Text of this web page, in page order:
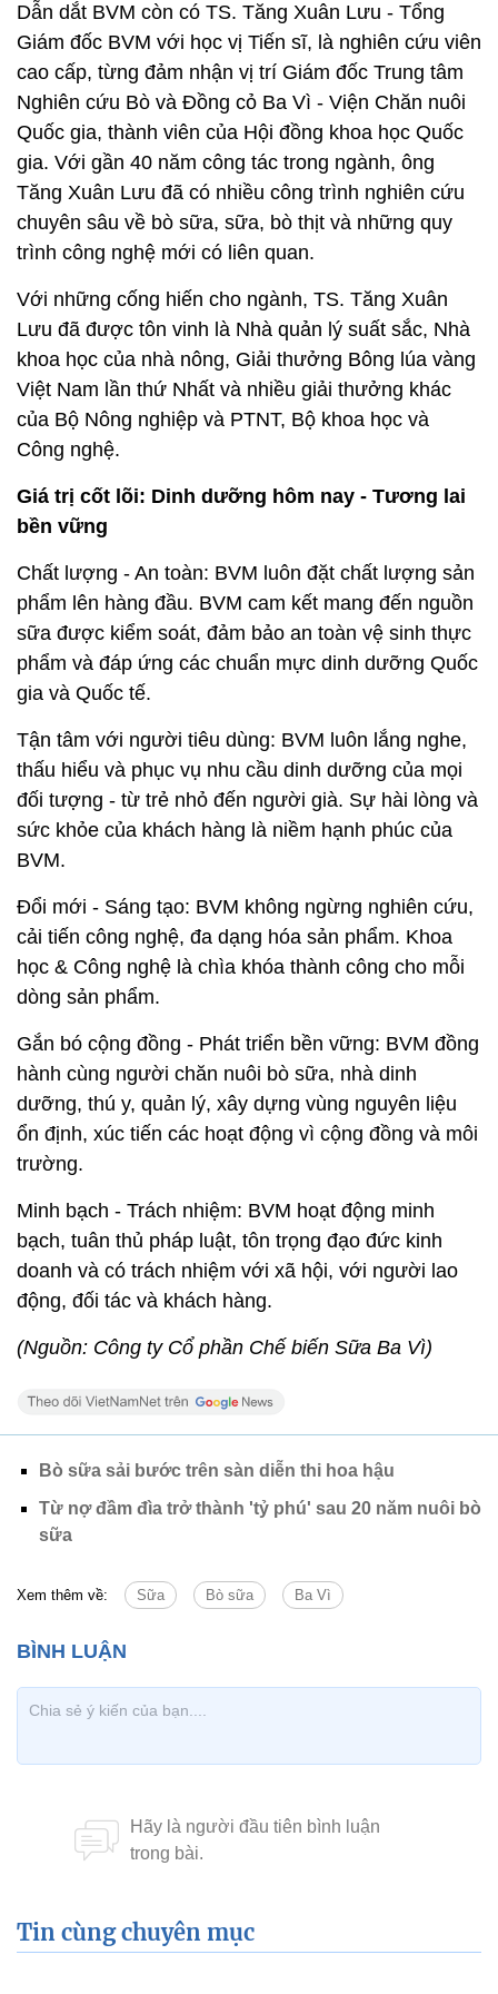
Dẫn dắt BVM còn có TS. Tăng Xuân Lưu - Tổng
Giám đốc BVM với học vị Tiến sĩ, là nghiên cứu viên
cao cấp, từng đảm nhận vị trí Giám đốc Trung tâm
Nghiên cứu Bò và Đồng cỏ Ba Vì - Viện Chăn nuôi
Quốc gia, thành viên của Hội đồng khoa học Quốc
gia. Với gần 40 năm công tác trong ngành, ông
Tăng Xuân Lưu đã có nhiều công trình nghiên cứu
chuyên sâu về bò sữa, sữa, bò thịt và những quy
trình công nghệ mới có liên quan.
Với những cống hiến cho ngành, TS. Tăng Xuân
Lưu đã được tôn vinh là Nhà quản lý suất sắc, Nhà
khoa học của nhà nông, Giải thưởng Bông lúa vàng
Việt Nam lần thứ Nhất và nhiều giải thưởng khác
của Bộ Nông nghiệp và PTNT, Bộ khoa học và
Công nghệ.
Giá trị cốt lõi: Dinh dưỡng hôm nay - Tương lai
bền vững
Chất lượng - An toàn: BVM luôn đặt chất lượng sản
phẩm lên hàng đầu. BVM cam kết mang đến nguồn
sữa được kiểm soát, đảm bảo an toàn vệ sinh thực
phẩm và đáp ứng các chuẩn mực dinh dưỡng Quốc
gia và Quốc tế.
Tận tâm với người tiêu dùng: BVM luôn lắng nghe,
thấu hiểu và phục vụ nhu cầu dinh dưỡng của mọi
đối tượng - từ trẻ nhỏ đến người già. Sự hài lòng và
sức khỏe của khách hàng là niềm hạnh phúc của
BVM.
Đổi mới - Sáng tạo: BVM không ngừng nghiên cứu,
cải tiến công nghệ, đa dạng hóa sản phẩm. Khoa
học & Công nghệ là chìa khóa thành công cho mỗi
dòng sản phẩm.
Gắn bó cộng đồng - Phát triển bền vững: BVM đồng
hành cùng người chăn nuôi bò sữa, nhà dinh
dưỡng, thú y, quản lý, xây dựng vùng nguyên liệu
ổn định, xúc tiến các hoạt động vì cộng đồng và môi
trường.
Minh bạch - Trách nhiệm: BVM hoạt động minh
bạch, tuân thủ pháp luật, tôn trọng đạo đức kinh
doanh và có trách nhiệm với xã hội, với người lao
động, đối tác và khách hàng.
(Nguồn: Công ty Cổ phần Chế biến Sữa Ba Vì)
Bò sữa sải bước trên sàn diễn thi hoa hậu
Từ nợ đầm đìa trở thành 'tỷ phú' sau 20 năm nuôi bò
sữa
Xem thêm về: Sữa Bò sữa Ba Vì
Tin cùng chuyên mục